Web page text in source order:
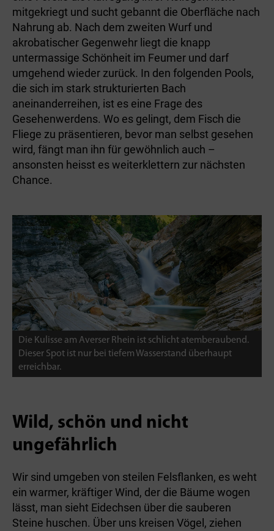
mitgekriegt und sucht gebannt die Oberfläche nach
Nahrung ab. Nach dem zweiten Wurf und
akrobatischer Gegenwehr liegt die knapp
untermassige Schönheit im Feumer und darf
umgehend wieder zurück. In den folgenden Pools,
die sich im stark strukturierten Bach
aneinanderreihen, ist es eine Frage des
Gesehenwerdens. Wo es gelingt, dem Fisch die
Fliege zu präsentieren, bevor man selbst gesehen
wird, fängt man ihn für gewöhnlich auch –
ansonsten heisst es weiterklettern zur nächsten
Chance.
Die Kulisse am Averser Rhein ist schlicht atemberaubend.
Dieser Spot ist nur bei tiefem Wasserstand überhaupt
erreichbar.
Wild, schön und nicht
ungefährlich
Wir sind umgeben von steilen Felsflanken, es weht
ein warmer, kräftiger Wind, der die Bäume wogen
lässt, man sieht Eidechsen über die sauberen
Steine huschen. Über uns kreisen Vögel, ziehen